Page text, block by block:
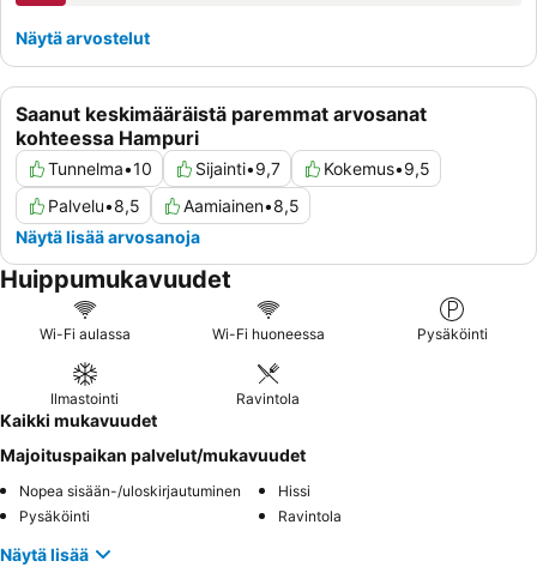
Saanut keskimääräistä paremmat arvosanat
kohteessa Hampuri
Tunnelma•10 Sijainti•9,7 Kokemus•9,5
Palvelu•8,5 Aamiainen•8,5
Näytä lisää arvosanoja
Näytä arvostelut
Huippumukavuudet
Wi-Fi aulassa Wi-Fi huoneessa Pysäköinti
Ilmastointi Ravintola
Kaikki mukavuudet
Majoituspaikan palvelut/mukavuudet
Nopea sisään-/uloskirjautuminen
Hissi
Pysäköinti
Ravintola
Näytä lisää